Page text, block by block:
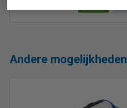
Andere mogelijkheden